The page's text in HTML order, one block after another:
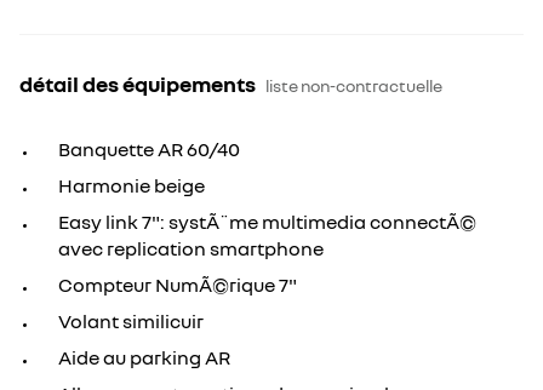
détail des équipements liste non-contractuelle
Banquette AR 60/40
Harmonie beige
Easy link 7": systÃ¨me multimedia connectÃ©
avec replication smartphone
Compteur NumÃ©rique 7"
Volant similicuir
Aide au parking AR